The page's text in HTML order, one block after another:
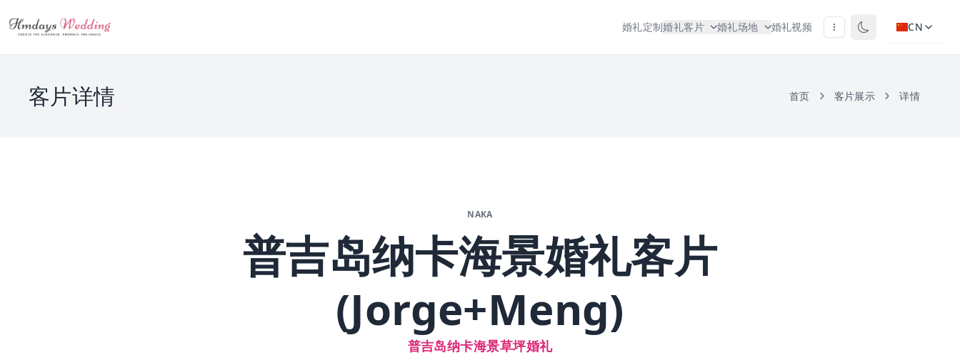
CN
婚礼定制婚礼客片 婚礼场地 婚礼视频
客片详情 首页 客片展示 详情
NAKA
普吉岛纳卡海景婚礼客片
(Jorge+Meng)
普吉岛纳卡海景草坪婚礼